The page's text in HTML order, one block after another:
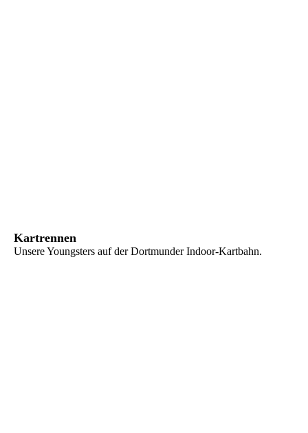
Kartrennen
Unsere Youngsters auf der Dortmunder Indoor-Kartbahn.